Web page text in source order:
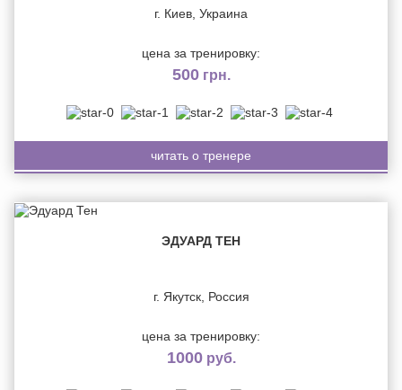
г. Киев, Украина
цена за тренировку:
500грн.
читать о тренере
ЭДУАРД ТЕН
г. Якутск, Россия
цена за тренировку:
1000руб.